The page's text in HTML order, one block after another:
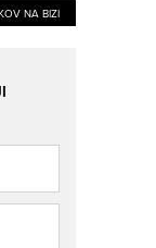
NA BIZI